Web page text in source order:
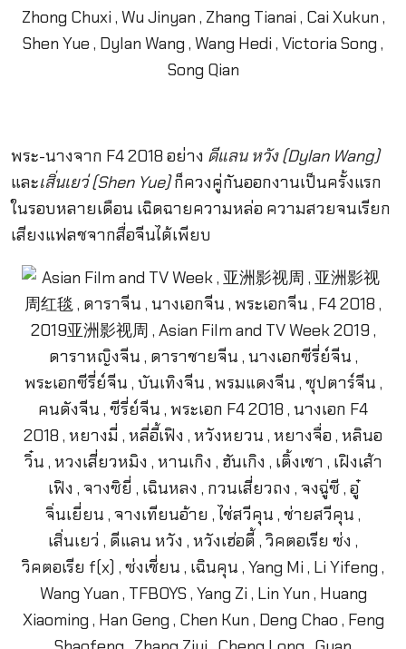
พระ-นางจาก F4 2018 อย่าง ดีแลน หวัง (Dylan Wang)
และเสิ่นเยว่ (Shen Yue)ก็ควงคู่กันออกงานเป็นครั้งแรก
ในรอบหลายเดือน เฉิดฉายความหล่อ ความสวยจนเรียก
เสียงแฟลชจากสื่อจีนได้เพียบ